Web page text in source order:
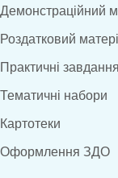
Демонстраційний
Роздатковий
Практичні завдання
Тематичні набори
Картотеки
Оформлення ЗДО